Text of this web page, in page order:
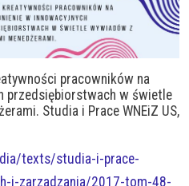
pracowników na
przedsiębiorstwach w świetle
Studia i Prace WNEiZ US,
texts/studia-i-prace-
i-zarzadzania/2017-tom-48-